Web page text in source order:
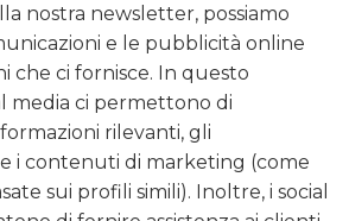
nostra newsletter, possiamo
e le pubblicità online
che ci fornisce. In questo
media ci permettono di
rilevanti, gli
i contenuti di marketing (come
sui profili simili). Inoltre, i social